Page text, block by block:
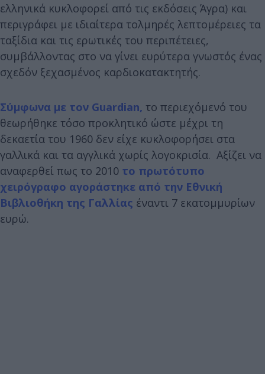
ελληνικά κυκλοφορεί από τις εκδόσεις Άγρα) και
περιγράφει με ιδιαίτερα τολμηρές λεπτομέρειες τα
ταξίδια και τις ερωτικές του περιπέτειες,
συμβάλλοντας στο να γίνει ευρύτερα γνωστός ένας
σχεδόν ξεχασμένος καρδιοκατακτητής.
Σύμφωνα με τον Guardian, το περιεχόμενό του
θεωρήθηκε τόσο προκλητικό ώστε μέχρι τη
δεκαετία του 1960 δεν είχε κυκλοφορήσει στα
γαλλικά και τα αγγλικά χωρίς λογοκρισία. Αξίζει να
αναφερθεί πως το 2010 το πρωτότυπο
χειρόγραφο αγοράστηκε από την Εθνική
Βιβλιοθήκη της Γαλλίας έναντι 7 εκατομμυρίων
ευρώ.